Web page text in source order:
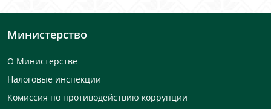
Министерство
О Министерстве
Налоговые инспекции
Комиссия по противодействию коррупции